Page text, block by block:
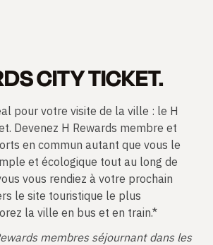
CITY TICKET.
pour votre visite de la ville : le H
Devenez H Rewards membre et
en commun autant que vous le
et écologique tout au long de
vous rendiez à votre prochain
le site touristique le plus
la ville en bus et en train.*
membres séjournant dans les